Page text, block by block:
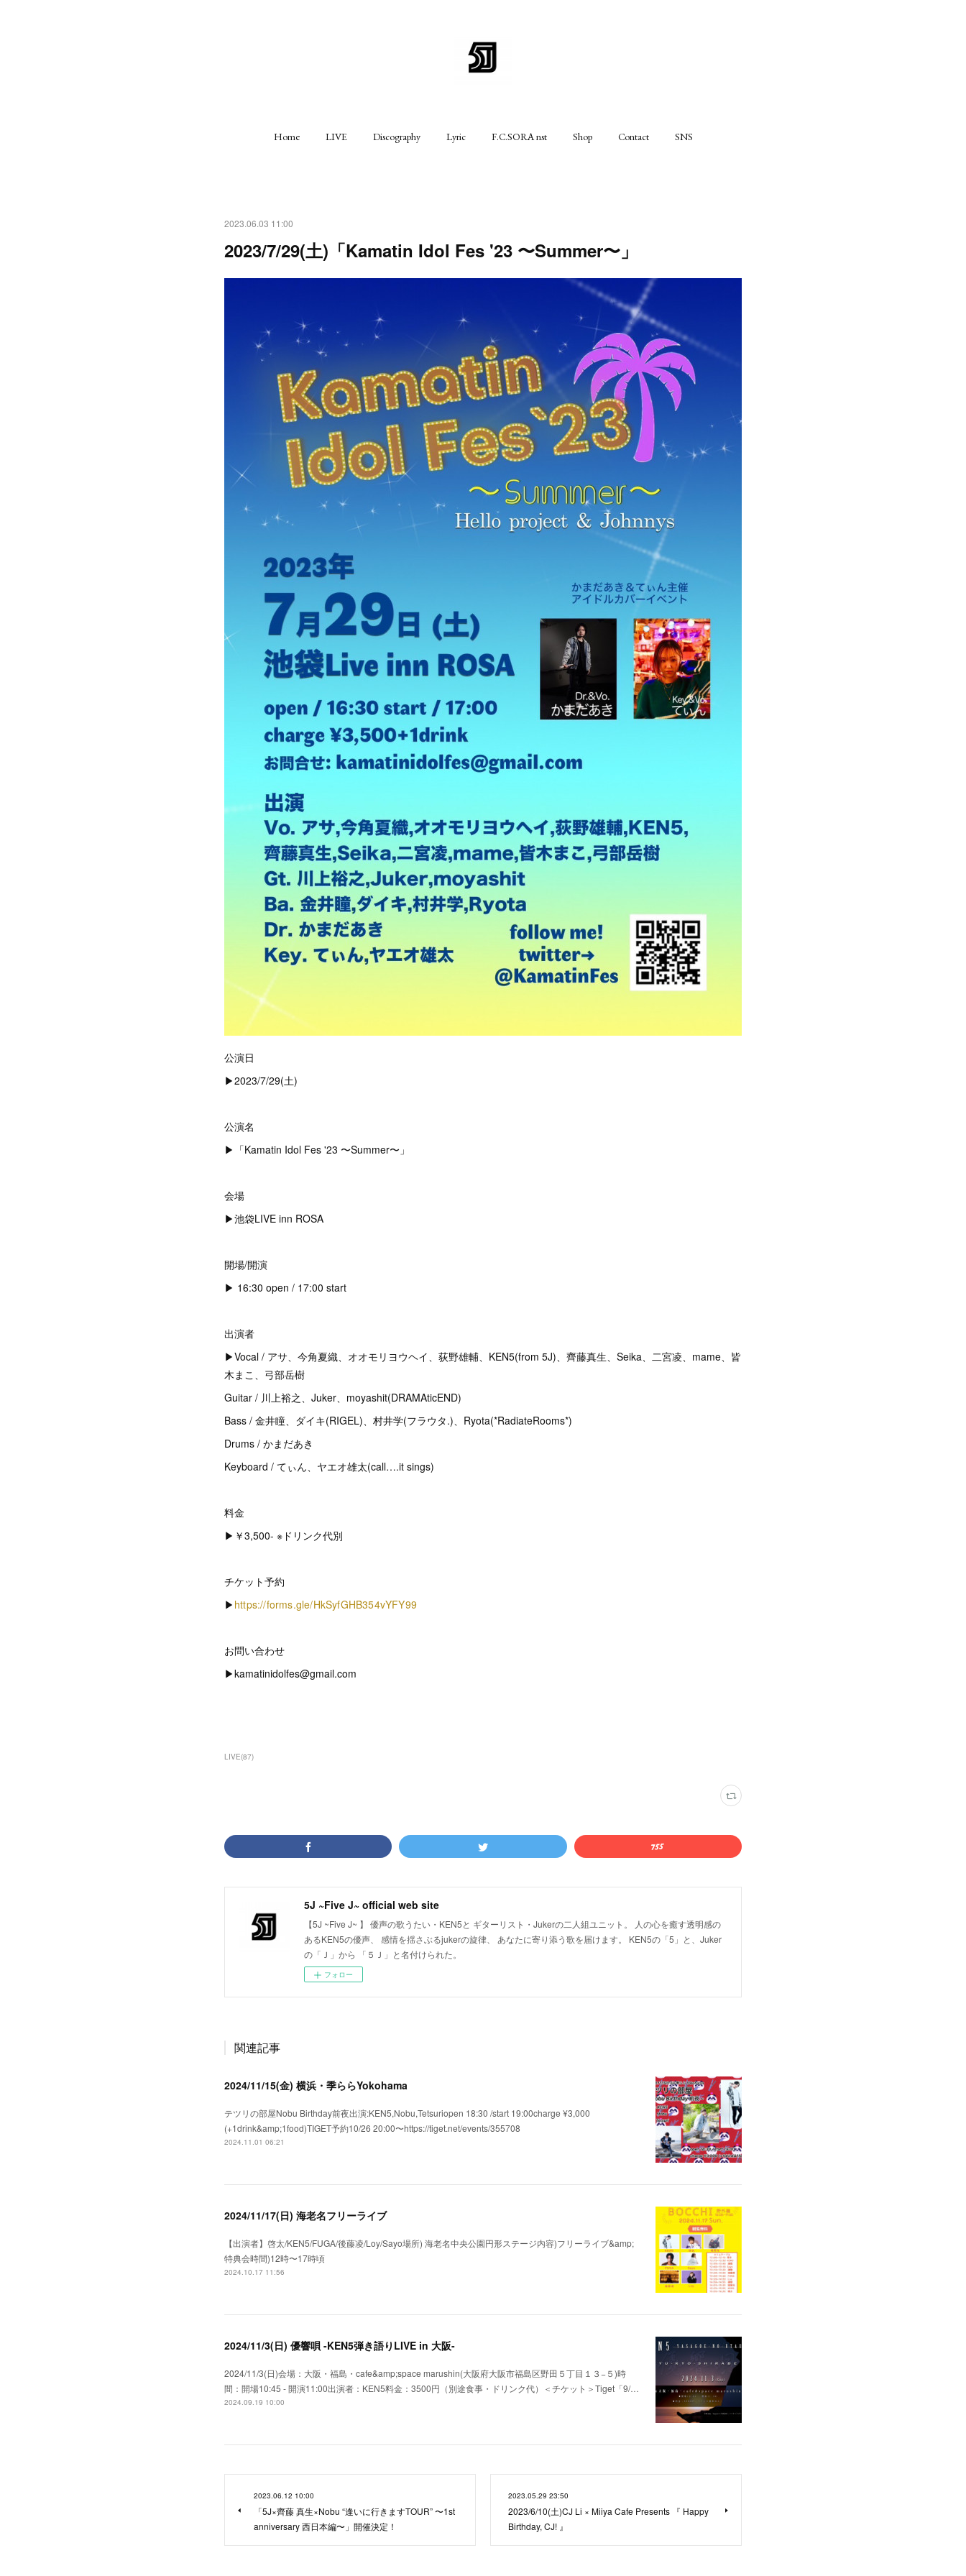
Home LIVE Discography Lyric F.C.SORA nst Shop Contact SNS
2023.06.03 11:00
2023/7/29(土)「Kamatin Idol Fes '23 〜Summer〜」
公演日
▶︎2023/7/29(土)
公演名
▶︎「Kamatin Idol Fes '23 〜Summer〜」
会場
▶︎池袋LIVE inn ROSA
開場/開演
▶︎ 16:30 open / 17:00 start
出演者
▶︎Vocal / アサ、今角夏織、オオモリヨウヘイ、荻野雄輔、KEN5(from 5J)、齊藤真生、Seika、二宮凌、mame、皆
木まこ、弓部岳樹
Guitar / 川上裕之、Juker、moyashit(DRAMAticEND)
Bass / 金井瞳、ダイキ(RIGEL)、村井学(フラウタ.)、Ryota(*RadiateRooms*)
Drums / かまだあき
Keyboard / てぃん、ヤエオ雄太(call….it sings)
料金
▶︎￥3,500- ※ドリンク代別
チケット予約
▶︎ https://forms.gle/HkSyfGHB354vYFY99
お問い合わせ
▶︎kamatinidolfes@gmail.com
LIVE(87)
5J ~Five J~ official web site
【5J ~Five J~ 】 優声の歌うたい・KEN5と ギターリスト・Jukerの二人組ユニット。 人の心を癒す透明感の
あるKEN5の優声、 感情を揺さぶるjukerの旋律、 あなたに寄り添う歌を届けます。 KEN5の「5」と、Juker
の「Ｊ」から 「５Ｊ」と名付けられた。
フォロー
関連記事
2024/11/15(金) 横浜・季ららYokohama
テツリの部屋Nobu Birthday前夜出演:KEN5,Nobu,Tetsuriopen 18:30 /start 19:00charge ¥3,000
(+1drink&amp;1food)TIGET予約10/26 20:00〜https://tiget.net/events/355708
2024.11.01 06:21
2024/11/17(日) 海老名フリーライブ
【出演者】啓太/KEN5/FUGA/後藤凌/Loy/Sayo場所) 海老名中央公園円形ステージ内容)フリーライブ&amp;
特典会時間)12時〜17時頃
2024.10.17 11:56
2024/11/3(日) 優響唄 -KEN5弾き語りLIVE in 大阪-
2024/11/3(日)会場：大阪・福島・cafe&amp;space marushin(大阪府大阪市福島区野田５丁目１３−５)時
間：開場10:45 - 開演11:00出演者：KEN5料金：3500円（別途食事・ドリンク代）＜チケット＞Tiget「9/…
2024.09.19 10:00
2023.06.12 10:00
「5J×齊藤 真生×Nobu “逢いに行きますTOUR” 〜1st
anniversary 西日本編〜」開催決定！
2023.05.29 23:50
2023/6/10(土)CJ Li × Miiya Cafe Presents 『 Happy
Birthday, CJ! 』